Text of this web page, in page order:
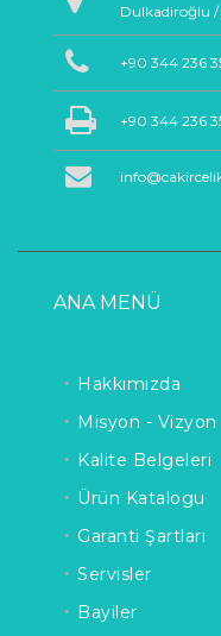
Dulkadiroğlu
+90 344 236
+90 344 236
ANA MENÜ
Hakkımızda
Misyon - Vizyon
Kalite Belgeleri
Ürün Katalogu
Garanti Şartları
Servisler
Bayiler